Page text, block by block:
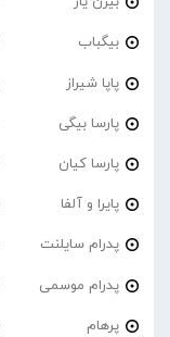
بیگباب
پاپا شیراز
پارسا بیگی
پارسا کیان
پایرا و آلفا
پدرام‌ سایلنت
پدرام موسمی
پرهام